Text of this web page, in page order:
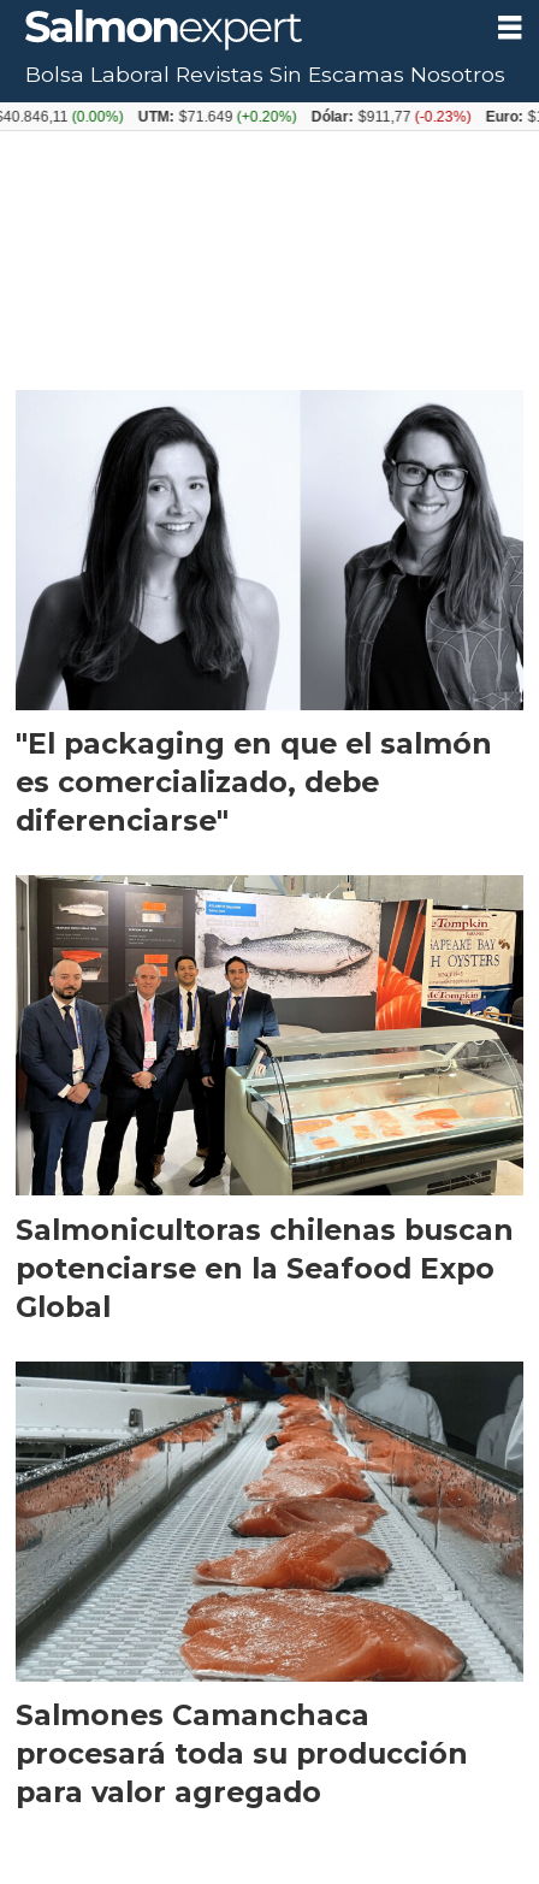
Tag:
"El packaging en que el salmón
es comercializado, debe
diferenciarse"
Salmonicultoras chilenas buscan
potenciarse en la Seafood Expo
Global
Salmones Camanchaca
procesará toda su producción
para valor agregado
Bolsa Laboral Revistas Sin Escamas Nosotros
(0.00%) UTM: $71.649(+0.20%) Dólar: $911,77(-0.23%) Euro: